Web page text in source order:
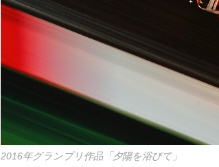
2016年グランプリ作品「夕陽を浴びて」